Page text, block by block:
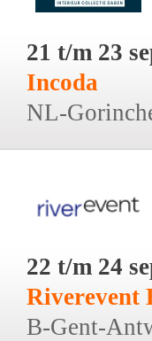
21 t/m 23
Incoda
NL-
22 t/m 24
Riverevent
B-Gent-